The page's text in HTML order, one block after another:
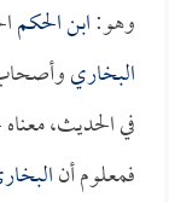
وهو:ابن الحكم
البخاري
في الحديث،
فمعلوم أن